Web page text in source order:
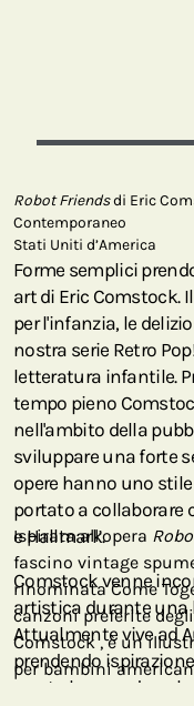
Robot Friendsdi Eric
Contemporaneo
Stati Uniti d’America
Forme semplici
art di Eric Comstock.
per l'infanzia, le
nostra serie Retro
letteratura infantile.
tempo pieno
nell'ambito della
sviluppare una forte
opere hanno uno
portato a collaborare
e Hallmark.
Comstock venne
artistica durante una
Attualmente vive ad
prendendo
creato lavorando nel
Ispirata all’opera
fascino vintage
rinominata Come
canzoni preferite degli
Comstock , è un
per bambini